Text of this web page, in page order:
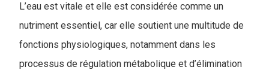
L’eau est vitale et elle est considérée comme un
nutriment essentiel, car elle soutient une multitude de
fonctions physiologiques, notamment dans les
processus de régulation métabolique et d’élimination